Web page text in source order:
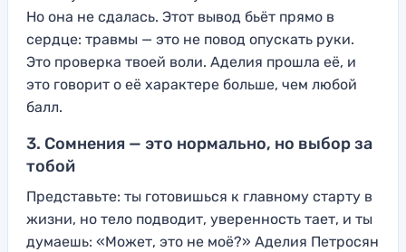
Но она не сдалась. Этот вывод бьёт прямо в
сердце: травмы — это не повод опускать руки.
Это проверка твоей воли. Аделия прошла её, и
это говорит о её характере больше, чем любой
балл.
3. Сомнения — это нормально, но выбор за
тобой
Представьте: ты готовишься к главному старту в
жизни, но тело подводит, уверенность тает, и ты
думаешь: «Может, это не моё?» Аделия Петросян